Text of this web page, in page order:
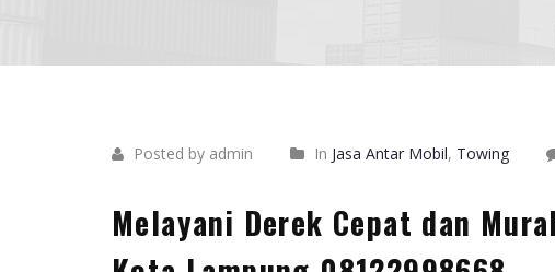
Posted by admin In Jasa Antar Mobil, Towing
Melayani Derek Cepat dan